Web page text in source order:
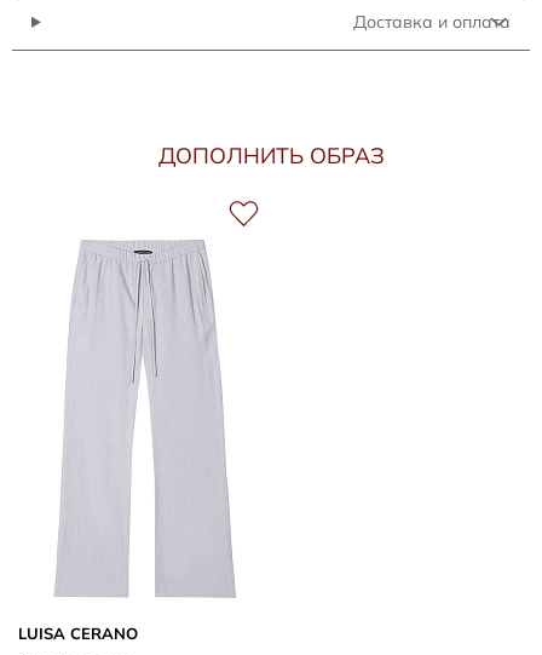
Доставка и оплата
ДОПОЛНИТЬ ОБРАЗ
LUISA CERANO